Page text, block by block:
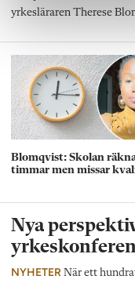
yrkesläraren Therese
Blomqvist: Skolan
timmar men missar
Nya
NYHETER När ett